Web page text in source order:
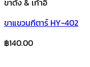
ขาตั้ง & เก้าอี้
ขาแขวนกีตาร์ HY-402
฿140.00